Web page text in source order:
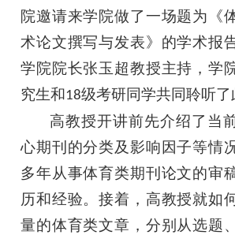
院邀请来学院做了一场题为《
术论文撰写与发表》的学术报
学院院长张玉超教授主持，学
究生和18级考研同学共同聆听了
高教授开讲前先介绍了当
心期刊的分类及影响因子等情
多年从事体育类期刊论文的审
历和经验。接着，高教授就如
量的体育类文章，分别从选题